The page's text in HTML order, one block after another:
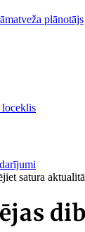
plānotājs
loceklis
satura